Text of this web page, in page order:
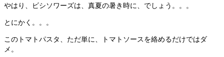
やはり、ビシソワーズは、真夏の暑き時に、でしょう。。。
とにかく。。。
このトマトパスタ、ただ単に、トマトソースを絡めるだけではダ
メ。